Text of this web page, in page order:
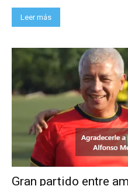
Leer más
Gran partido entre